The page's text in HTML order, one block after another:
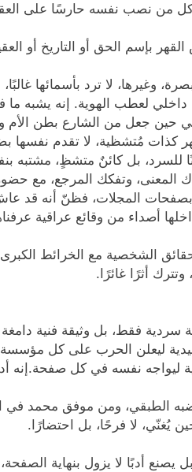
بل كل من نصب نفسه حارسًا على
بإسم الحق أو التاريخ أو
لا ترد بأسمائها غالبًا،
داخلي لعطب الهوية. إنه يشبه
حين جعل من الشارع بطن الأم
كذات مُتشظية، لا تقدم نفسها
للسرد، بل كائنٌ متشظٍ، مشتبه
المعنى، وتفكك المرجع، مع
بصفحات المجلات، فظنّ أنه قد
أصداء من وقائع عراقية
الشخصية مع الخرائط الكبرى
أثرًا غائرًا.
سردية فقط، بل وثيقة فنية
ليعلن الحرب على كل
ليواجه نفسه في كل صفحة.إنه
الطبقي، ومن موفق محمد في
لا فرحًا، بل احتضارًا.
أدبًا لا يزول بنهاية الصفحة،